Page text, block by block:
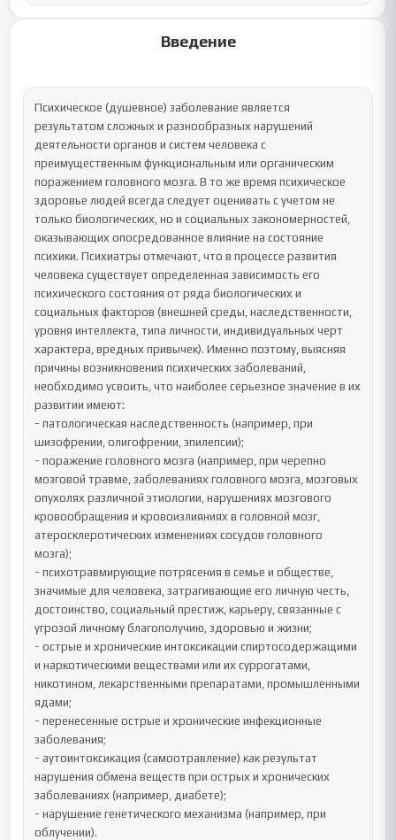
Введение
Психическое (душевное) заболевание является
результатом сложных и разнообразных нарушений
деятельности органов и систем человека с
преимущественным функциональным или органическим
поражением головного мозга. В то же время психическое
здоровье людей всегда следует оценивать с учетом не
только биологических, но и социальных закономерностей,
оказывающих опосредованное влияние на состояние
психики. Психиатры отмечают, что в процессе развития
человека существует определенная зависимость его
психического состояния от ряда биологических и
социальных факторов (внешней среды, наследственности,
уровня интеллекта, типа личности, индивидуальных черт
характера, вредных привычек). Именно поэтому, выясняя
причины возникновения психических заболеваний,
необходимо усвоить, что наиболее серьезное значение в их
развитии имеют:
- патологическая наследственность (например, при
шизофрении, олигофрении, эпилепсии);
- поражение головного мозга (например, при черепно
мозговой травме, заболеваниях головного мозга, мозговых
опухолях различной этиологии, нарушениях мозгового
кровообращения и кровоизлияниях в головной мозг,
атеросклеротических изменениях сосудов головного
мозга);
- психотравмирующие потрясения в семье и обществе,
значимые для человека, затрагивающие его личную честь,
достоинство, социальный престиж, карьеру, связанные с
угрозой личному благополучию, здоровью и жизни;
- острые и хронические интоксикации спиртосодержащими
и наркотическими веществами или их суррогатами,
никотином, лекарственными препаратами, промышленными
ядами;
- перенесенные острые и хронические инфекционные
заболевания;
- аутоинтоксикация (самоотравление) как результат
нарушения обмена веществ при острых и хронических
заболеваниях (например, диабете);
- нарушение генетического механизма (например, при
облучении).